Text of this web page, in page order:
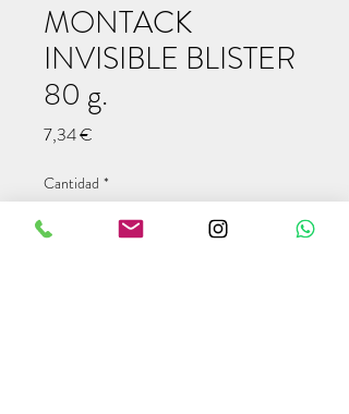
MONTACK
INVISIBLE BLISTER
80 g.
7,34 €
Cantidad *